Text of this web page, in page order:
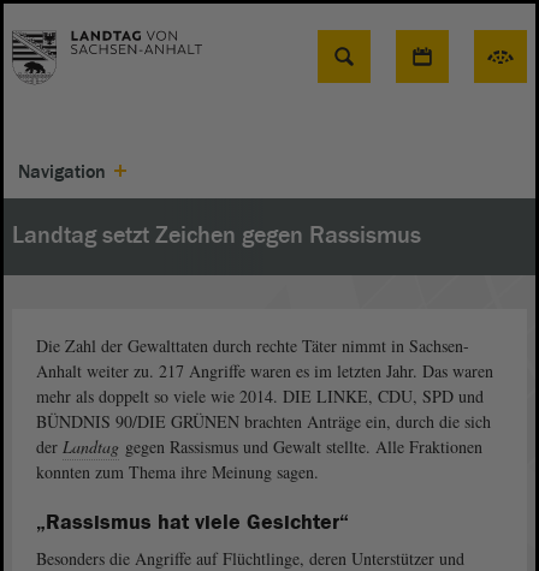
Suche
Navigation
Landtag setzt Zeichen gegen Rassismus
Die Zahl der Gewalttaten durch rechte Täter nimmt in Sachsen-
Anhalt weiter zu. 217 Angriffe waren es im letzten Jahr. Das waren
mehr als doppelt so viele wie 2014. DIE LINKE, CDU, SPD und
BÜNDNIS 90/DIE GRÜNEN brachten Anträge ein, durch die sich
der Landtag gegen Rassismus und Gewalt stellte. Alle Fraktionen
konnten zum Thema ihre Meinung sagen.
„Rassismus hat viele Gesichter“
Besonders die Angriffe auf Flüchtlinge, deren Unterstützer und